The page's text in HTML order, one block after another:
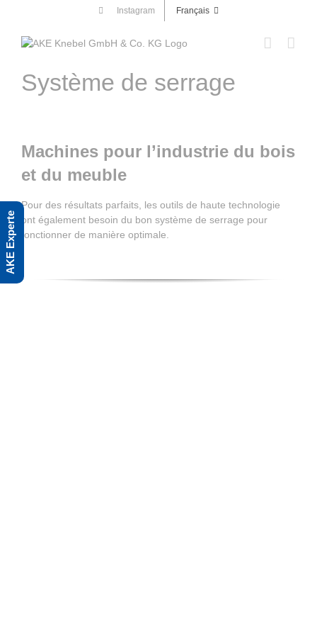
content
Instagram Français
Système de serrage
Machines pour l’industrie du bois
et du meuble
Pour des résultats parfaits, les outils de haute technologie
ont également besoin du bon système de serrage pour
fonctionner de manière optimale.
AKE Experte